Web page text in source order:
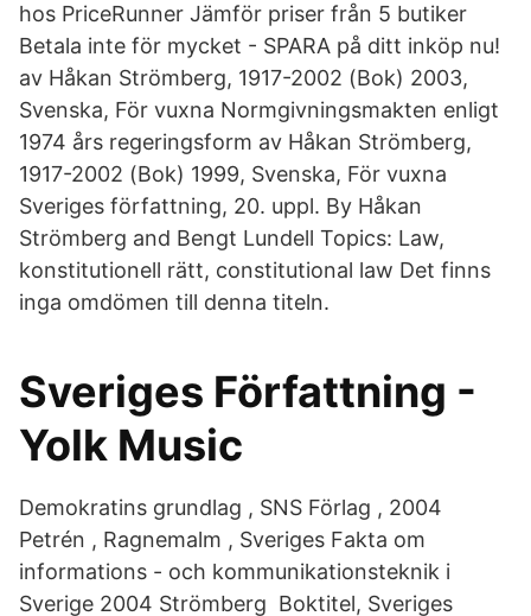
hos PriceRunner Jämför priser från 5 butiker
Betala inte för mycket - SPARA på ditt inköp nu!
av Håkan Strömberg, 1917-2002 (Bok) 2003,
Svenska, För vuxna Normgivningsmakten enligt
1974 års regeringsform av Håkan Strömberg,
1917-2002 (Bok) 1999, Svenska, För vuxna
Sveriges författning, 20. uppl. By Håkan
Strömberg and Bengt Lundell Topics: Law,
konstitutionell rätt, constitutional law Det finns
inga omdömen till denna titeln.
Sveriges Författning -
Yolk Music
Demokratins grundlag , SNS Förlag , 2004
Petrén , Ragnemalm , Sveriges Fakta om
informations - och kommunikationsteknik i
Sverige 2004 Strömberg Boktitel, Sveriges